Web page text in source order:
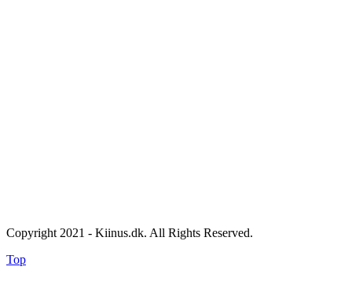
Copyright 2021 - Kiinus.dk. All Rights Reserved.
Top